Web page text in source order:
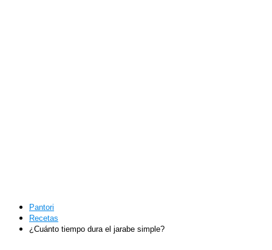
Pantori
Recetas
¿Cuánto tiempo dura el jarabe simple?